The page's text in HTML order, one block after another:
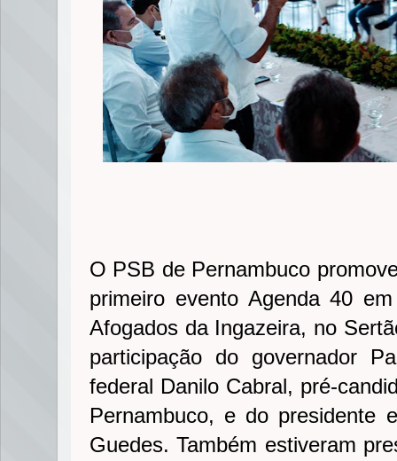
O PSB de Pernambuco
primeiro evento Agenda 40
Afogados da Ingazeira, no
participação do governador
federal Danilo Cabral, pré-
Pernambuco, e do presidente
Guedes. Também estiveram